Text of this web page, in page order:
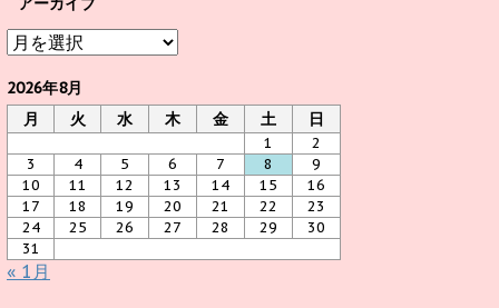
ア
カ
イ
ブ
2026年8月
月
火 水 木 金 土 日
1
2
3
4 5 6 7 8
9
10
11 12 13 14 15
16
17
18 19 20 21 22
23
24
25 26 27 28 29
30
31
« 1月